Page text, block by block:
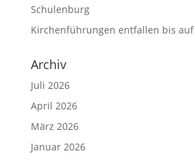
Schulenburg
Kirchenführungen entfallen bis auf
Archiv
Juli 2026
April 2026
März 2026
Januar 2026